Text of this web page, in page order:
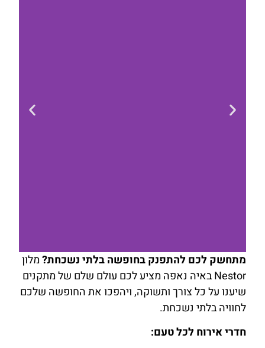
להזמנת
חדר לחצו
כאן
מתחשק לכם להתפנק בחופשה בלתי נשכחת?מלון
Nestor באיה נאפה מציע לכם עולם שלם של מתקנים
שיענו על כל צורך ותשוקה, ויהפכו את החופשה שלכם
לחוויה בלתי נשכחת.
חדרי אירוח לכל טעם: